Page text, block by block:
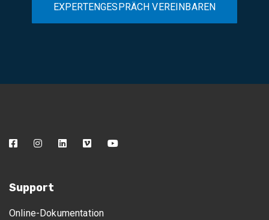
EXPERTENGESPRÄCH VEREINBAREN
Support
Online-Dokumentation